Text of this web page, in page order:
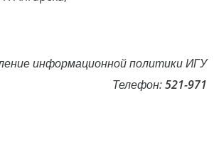
информационной политики ИГУ
Телефон:521-971